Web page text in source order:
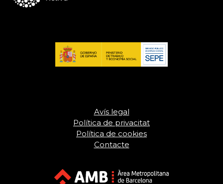
Avís legal
Política de privacitat
Política de cookies
Contacte